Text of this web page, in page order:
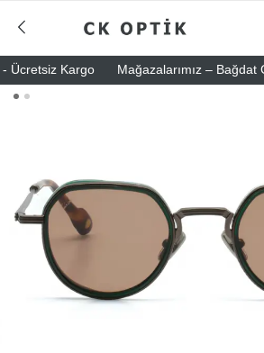
Kargo Mağazalarımız – Bağdat